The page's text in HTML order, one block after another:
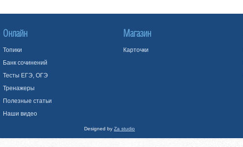
Онлайн
Топики
Банк сочинений
Тесты ЕГЭ, ОГЭ
Тренажеры
Полезные статьи
Наши видео
Магазин
Карточки
Designed by Za studio